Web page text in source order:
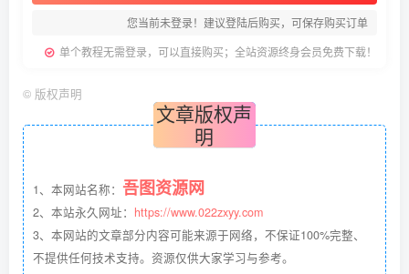
您当前未登录！建议登陆后购买，可保存购买订单
单个教程无需登录，可以直接购买；全站资源终身会员免费下载！
© 版权声明
文章版权声
明
1、本网站名称： 吾图资源网
2、本站永久网址： https://www.022zxyy.com
3、本网站的文章部分内容可能来源于网络，不保证100%完整、
不提供任何技术支持。资源仅供大家学习与参考。